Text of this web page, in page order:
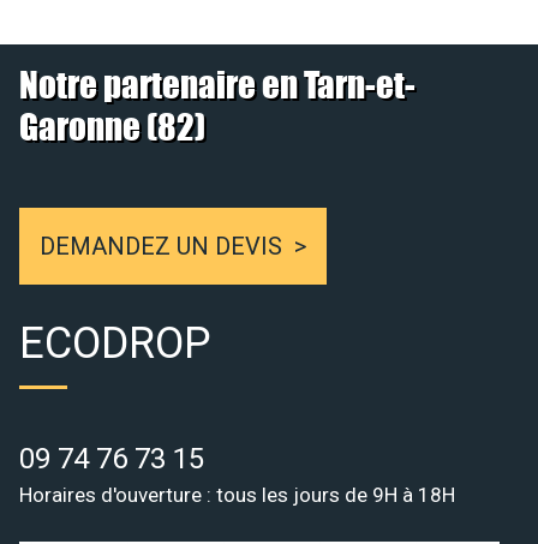
Notre partenaire en Tarn-et-
Garonne (82)
DEMANDEZ UN DEVIS
ECODROP
09 74 76 73 15
Horaires d'ouverture : tous les jours de 9H à 18H